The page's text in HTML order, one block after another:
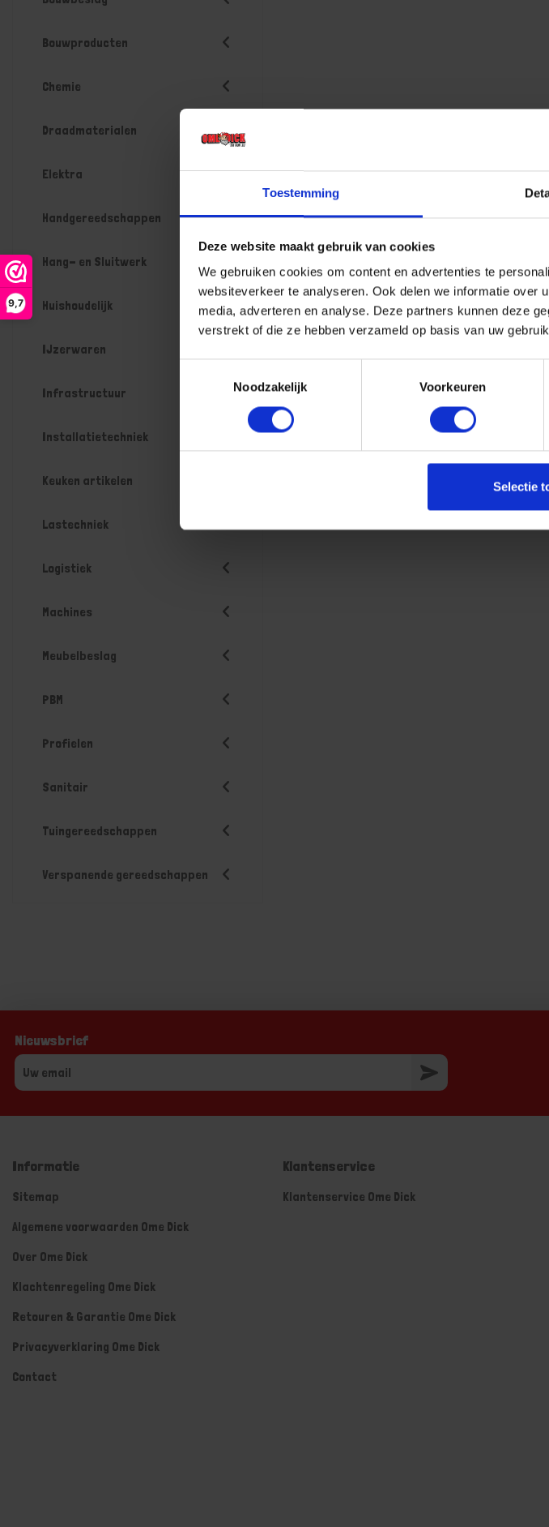
Toestemming
Deze website maakt gebruik van cookies
We gebruiken cookies om content en advertenties te
websiteverkeer te analyseren. Ook delen we informatie over
media, adverteren en analyse. Deze partners kunnen deze
verstrekt of die ze hebben verzameld op basis van uw
Noodzakelijk
Voorkeuren
Selectie
9,7
Bouwproducten
Chemie
Draadmaterialen
Elektra
Handgereedschappen
Hang- en Sluitwerk
Huishoudelijk
IJzerwaren
Infrastructuur
Installatietechniek
Keuken artikelen
Lastechniek
Logistiek
Machines
Meubelbeslag
PBM
Profielen
Sanitair
Tuingereedschappen
Verspanende gereedschappen
Nieuwsbrief
Informatie
Sitemap
Algemene voorwaarden Ome Dick
Over Ome Dick
Klachtenregeling Ome Dick
Retouren & Garantie Ome Dick
Privacyverklaring Ome Dick
Contact
Klantenservice
Klantenservice Ome Dick